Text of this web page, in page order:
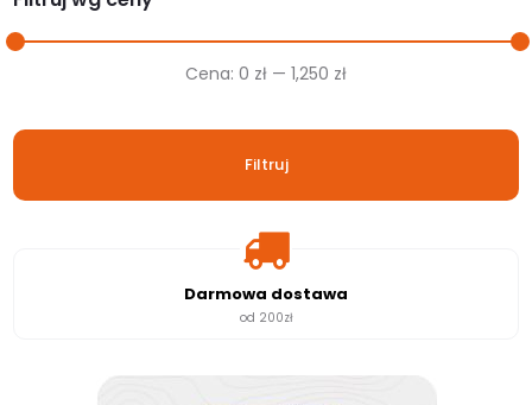
Cena
Cena
Filtruj
Cena: 0 zł — 1,250 zł
Darmowa dostawa
od 200zł